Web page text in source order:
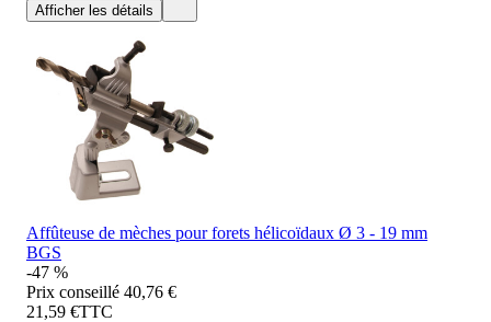
Afficher les détails
Affûteuse de mèches pour forets hélicoïdaux Ø 3 - 19 mm
BGS
-47 %
Prix conseillé 40,76 €
21,59 €TTC